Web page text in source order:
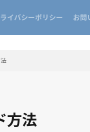
イバシーポリシー お問
方法